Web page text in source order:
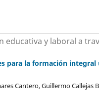
educativa y laboral a
para la formación
Cantero, Guillermo Callejas